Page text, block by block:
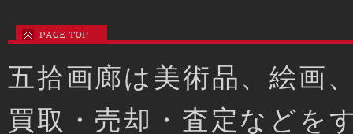
五拾画廊は美術品、絵画
買取・売却・査定などを